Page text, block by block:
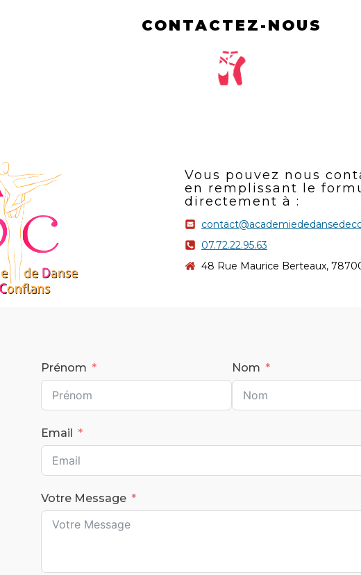
CONTACTEZ-NOUS
Vous pouvez nous
en remplissant le
directement à :
07.72.22.95.63
48 Rue Maurice Berteaux,
Prénom Nom
Email
Votre Message